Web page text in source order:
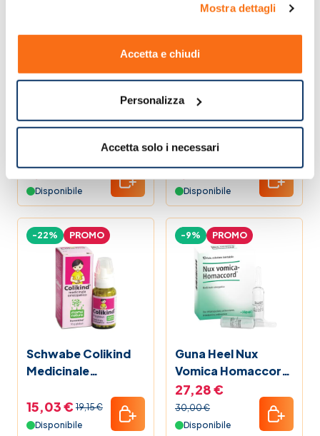
Mostra dettagli
Accetta e chiudi
Personalizza
Accetta solo i necessari
8,47 €
Disponibile
Compresse
Masticabili
7,60 €
Disponibile
Schwabe Colikind
Medicinale
Globuli 10 g
-22% PROMO
15,03 € 19,15 €
Disponibile
Guna Heel Nux
Vomica Homaccord
10 Fiale
-9% PROMO
27,28 €
30,00 €
Disponibile